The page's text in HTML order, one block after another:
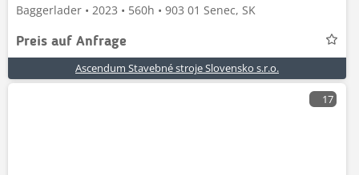
Baggerlader • 2023 • 560h • 903 01 Senec, SK
Preis auf Anfrage
Ascendum Stavebné stroje Slovensko s.r.o.
17